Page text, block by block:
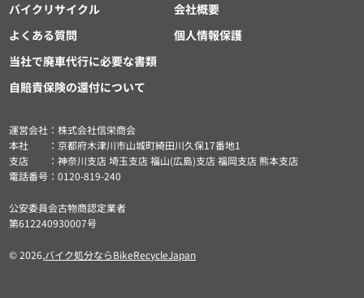
バイクリサイクル
よくある質問
当社で廃車代行に必要な書類
自賠責保険の還付について
会社概要
個人情報保護
運営会社：株式会社信栄商会
本社 ：京都府木津川市山城町綺田川久保17番地1
支店 ：神奈川支店 埼玉支店 福山(広島)支店 福岡支店 熊本支店
電話番号：0120-819-240
公安委員会古物商認定業者
第612240930007号
© 2026,バイク処分ならBikeRecycleJapan